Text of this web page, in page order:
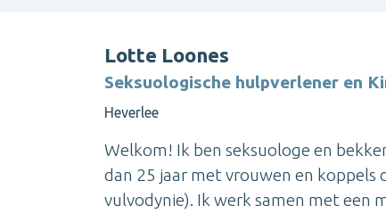
Lotte Loones
Seksuologische hulpverlener en
Heverlee
Welkom! Ik ben seksuologe en
dan 25 jaar met vrouwen en koppels
vulvodynie). Ik werk samen met een